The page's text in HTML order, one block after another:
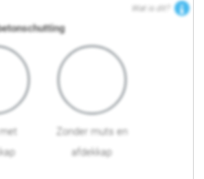
Wat is dit?
Zonder muts en
afdekkap